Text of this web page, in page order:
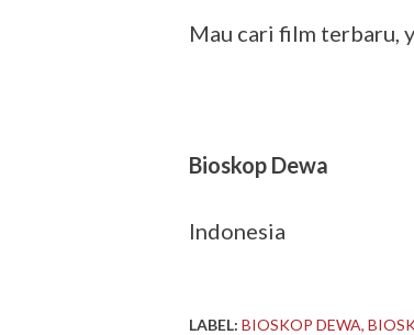
Mau cari film terbaru,
Bioskop Dewa
Indonesia
LABEL: BIOSKOP DEWA